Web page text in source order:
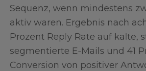
Sequenz, wenn mindestens
aktiv waren. Ergebnis nach
Prozent Reply Rate auf kalte,
segmentierte E-Mails und 41
Conversion von positiver